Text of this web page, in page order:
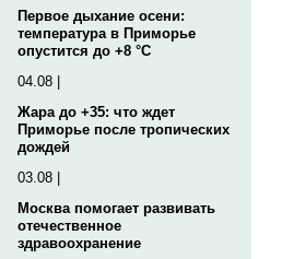
Первое дыхание осени:
температура в Приморье
опустится до +8 °C
04.08 |
Жара до +35: что ждет
Приморье после тропических
дождей
03.08 |
Москва помогает развивать
отечественное
здравоохранение